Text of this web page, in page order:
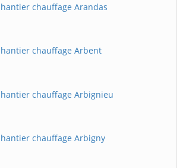
chauffage Arandas
chauffage Arbent
chauffage Arbignieu
chauffage Arbigny